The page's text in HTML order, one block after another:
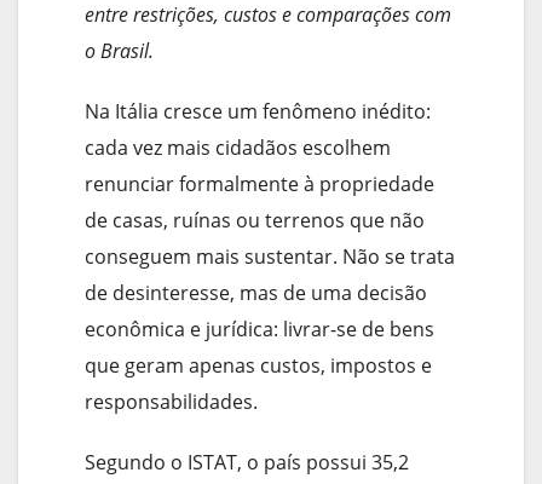
entre restrições, custos e comparações com
o Brasil.
Na Itália cresce um fenômeno inédito:
cada vez mais cidadãos escolhem
renunciar formalmente à propriedade
de casas, ruínas ou terrenos que não
conseguem mais sustentar. Não se trata
de desinteresse, mas de uma decisão
econômica e jurídica: livrar-se de bens
que geram apenas custos, impostos e
responsabilidades.
Segundo o ISTAT, o país possui 35,2